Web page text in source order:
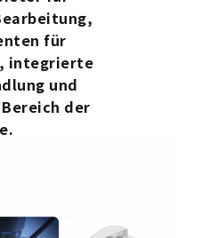
für
integrierte
und
der